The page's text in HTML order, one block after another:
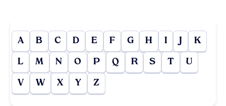
A B C D E F G H I J K
L M N O P Q R S T U
V W X Y Z